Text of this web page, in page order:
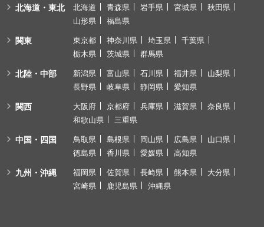
北海道・東北 北海道 青森県 岩手県 宮城県
秋田県
山形県
福島県
関東 東京都 神奈川県 埼玉県
千葉県
栃木県
茨城県 群馬県
北陸・中部 新潟県 富山県 石川県 福井県
山梨県
長野県
岐阜県 静岡県 愛知県
関西 大阪府 京都府 兵庫県 滋賀県
奈良県
和歌山県
三重県
中国・四国 鳥取県 島根県 岡山県 広島県
山口県
徳島県
香川県 愛媛県 高知県
九州・沖縄 福岡県 佐賀県 長崎県 熊本県
大分県
宮崎県
鹿児島県 沖縄県